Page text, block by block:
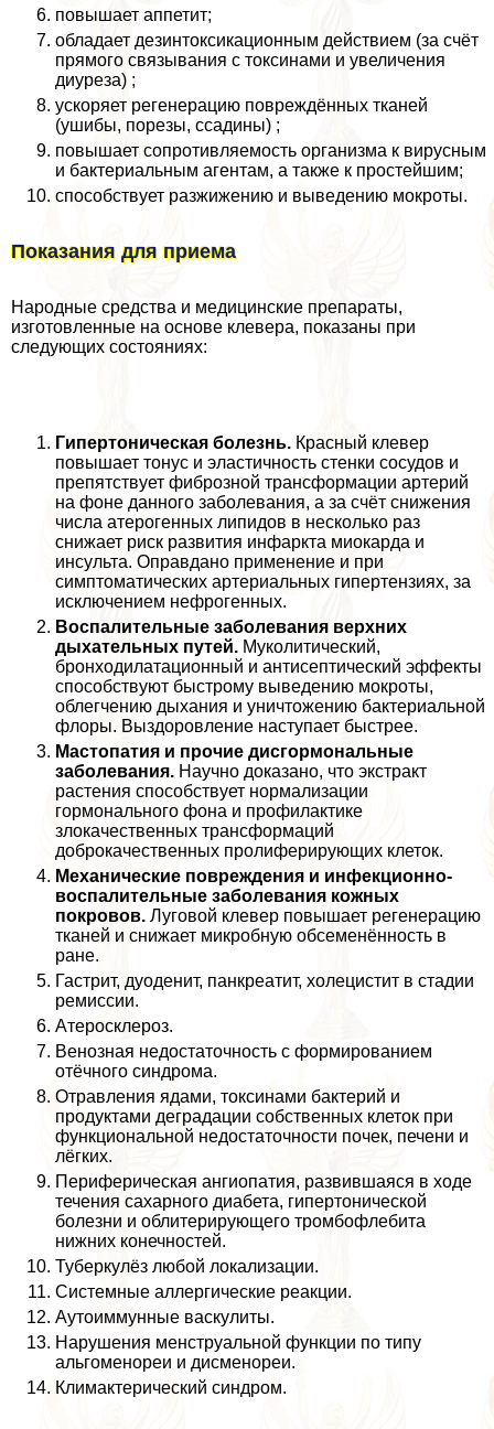
повышает аппетит;
обладает дезинтоксикационным действием (за счёт
прямого связывания с токсинами и увеличения
диуреза) ;
ускоряет регенерацию повреждённых тканей
(ушибы, порезы, ссадины) ;
повышает сопротивляемость организма к вирусным
и бактериальным агентам, а также к простейшим;
способствует разжижению и выведению мокроты.
Показания для приема
Народные средства и медицинские препараты,
изготовленные на основе клевера, показаны при
следующих состояниях:
Гипертоническая болезнь. Красный клевер
повышает тонус и эластичность стенки сосудов и
препятствует фиброзной трaнcформации артерий
на фоне данного заболевания, а за счёт снижения
числа атерогенных липидов в несколько раз
снижает риск развития инфаркта миокарда и
инсульта. Оправдано применение и при
симптоматических артериальных гипертензиях, за
исключением нефрогенных.
Воспалительные заболевания верхних
дыхательных путей. Муколитический,
бронходилатационный и антисептический эффекты
способствуют быстрому выведению мокроты,
облегчению дыхания и уничтожению бактериальной
флоры. Выздоровление наступает быстрее.
Мастопатия и прочие дисгормональные
заболевания. Научно доказано, что экстpaкт
растения способствует нормализации
гормонального фона и профилактике
злокачественных трaнcформаций
доброкачественных пролиферирующих клеток.
Механические повреждения и инфекционно-
воспалительные заболевания кожных
покровов. Луговой клевер повышает регенерацию
тканей и снижает микробную обсеменённость в
ране.
Гастрит, дуоденит, панкреатит, холецистит в стадии
ремиссии.
Атеросклероз.
Венозная недостаточность с формированием
отёчного синдрома.
Отравления ядами, токсинами бактерий и
продуктами деградации собственных клеток при
функциональной недостаточности почек, печени и
лёгких.
Периферическая ангиопатия, развившаяся в ходе
течения сахарного диабета, гипертонической
болезни и облитерирующего тромбофлебита
нижних конечностей.
Туберкулёз любой локализации.
Системные аллергические реакции.
Аутоиммунные васкулиты.
Нарушения мeнcтpуальной функции по типу
альгоменореи и дисменореи.
Климактерический синдром.